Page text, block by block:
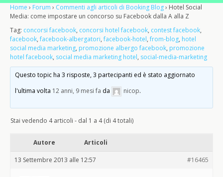
Home › Forum › Commenti agli articoli di Booking Blog› Hotel Social
Media: come impostare un concorso su Facebook dalla A alla Z
Tag: concorsi facebook, concorsi hotel facebook, contest facebook,
facebook,facebook-albergatori,facebook-hotel,from-blog, hotel
social media marketing, promozione albergo facebook, promozione
hotel facebook, social media marketing hotel, social-media-marketing
Questo topic ha 3 risposte, 3 partecipanti ed è stato aggiornato
l'ultima volta 12 anni, 9 mesi fa da nicop.
Stai vedendo 4 articoli - dal 1 a 4 (di 4 totali)
Autore Articoli
13 Settembre 2013 alle 12:57 #16465